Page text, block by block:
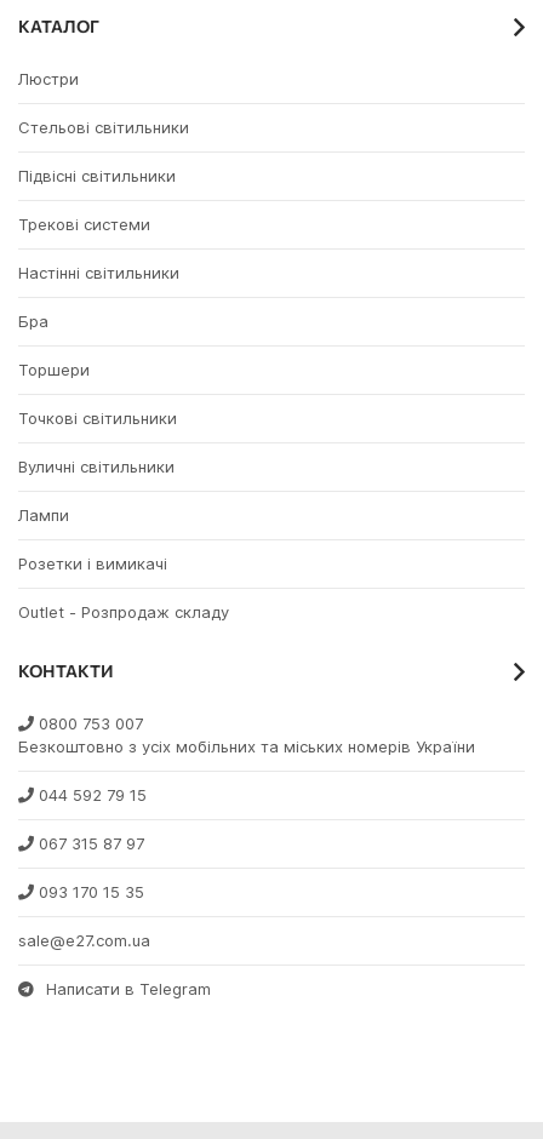
КАТАЛОГ
Люстри
Стельові світильники
Підвісні світильники
Трекові системи
Настінні світильники
Бра
Торшери
Точкові світильники
Вуличні світильники
Лампи
Розетки і вимикачі
Outlet - Розпродаж складу
КОНТАКТИ
0800 753 007
Безкоштовно з усіх мобільних та міських номерів України
044 592 79 15
067 315 87 97
093 170 15 35
sale@e27.com.ua
Написати в Telegram